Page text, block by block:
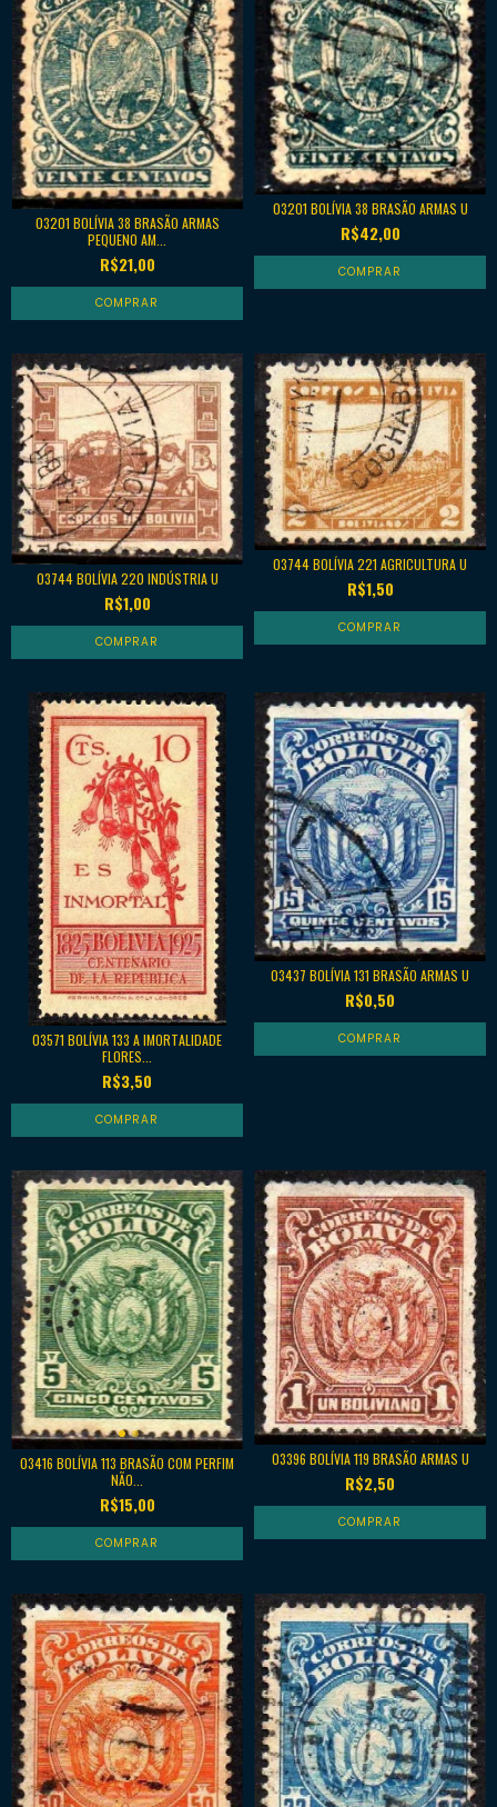
03201 BOLÍVIA 38 BRASÃO ARMAS
PEQUENO AM...
R$21,00
03201 BOLÍVIA 38 BRASÃO ARMAS U
R$42,00
03744 BOLÍVIA 220 INDÚSTRIA U
R$1,00
03744 BOLÍVIA 221 AGRICULTURA U
R$1,50
03571 BOLÍVIA 133 A IMORTALIDADE
FLORES...
R$3,50
03437 BOLÍVIA 131 BRASÃO ARMAS U
R$0,50
03416 BOLÍVIA 113 BRASÃO COM PERFIM
NÃO...
R$15,00
03396 BOLÍVIA 119 BRASÃO ARMAS U
R$2,50